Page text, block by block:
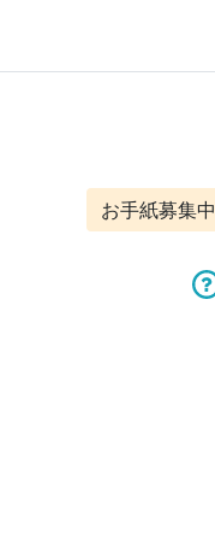
お手紙募集中